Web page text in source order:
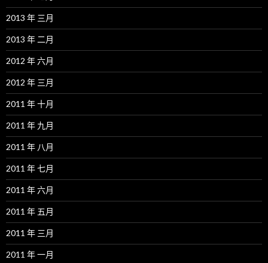
2013 年 三月
2013 年 二月
2012 年 六月
2012 年 三月
2011 年 十月
2011 年 九月
2011 年 八月
2011 年 七月
2011 年 六月
2011 年 五月
2011 年 三月
2011 年 一月